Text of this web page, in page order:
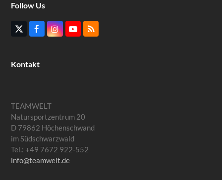
Follow Us
TwitterFacebookInstagram
YouTube
RSS
Kontakt
TEAMWELT
Natursportzentrum 20
D 79862 Höchenschwand
im Südschwarzwald
Tel.: +49 7672 922-552
info@teamwelt.de